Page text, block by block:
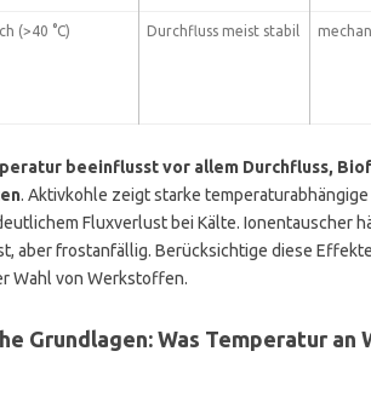
(>40 °C) Durchfluss meist stabil
beeinflusst vor allem Durchfluss,
. Aktivkohle zeigt starke
Fluxverlust bei Kälte. Ionentauscher
aber frostanfällig. Berücksichtige diese
Wahl von Werkstoffen.
Grundlagen: Was Temperatur an